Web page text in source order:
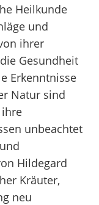
Heilkunde
und
ihrer
Gesundheit
Erkenntnisse
Natur sind
unbeachtet
Hildegard
Kräuter,
neu